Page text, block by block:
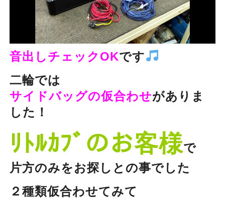
音出しチェックOKです
二輪では
サイドバッグの仮合わせがありま
した！
ﾘﾄﾙｶﾌﾞのお客様で
片方のみをお探しとの事でした
２種類仮合わせてみて